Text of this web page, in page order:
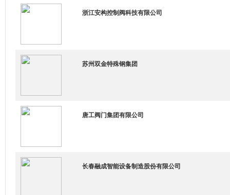
浙江安构控制阀科技有限公司
苏州双金特殊钢集团
唐工阀门集团有限公司
长春融成智能设备制造股份有限公司